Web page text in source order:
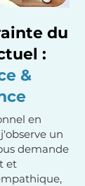
du
:
&
en
un
demande
et